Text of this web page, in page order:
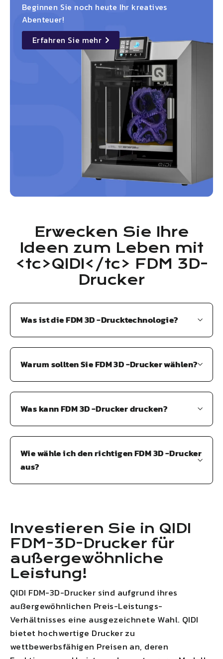
Beginnen Sie noch heute Ihr kreatives
Abenteuer!
details
Erfahren Sie mehr
Erwecken Sie Ihre
Ideen zum Leben mit
<tc>QIDI</tc> FDM 3D-
Drucker
Was ist die FDM 3D -Drucktechnologie?
Warum sollten Sie FDM 3D -Drucker wählen?
Was kann FDM 3D -Drucker drucken?
Wie wähle ich den richtigen FDM 3D -Drucker
aus?
Investieren Sie in QIDI
FDM-3D-Drucker für
außergewöhnliche
Leistung!
QIDI FDM-3D-Drucker sind aufgrund ihres
außergewöhnlichen Preis-Leistungs-
Verhältnisses eine ausgezeichnete Wahl. QIDI
bietet hochwertige Drucker zu
wettbewerbsfähigen Preisen an, deren